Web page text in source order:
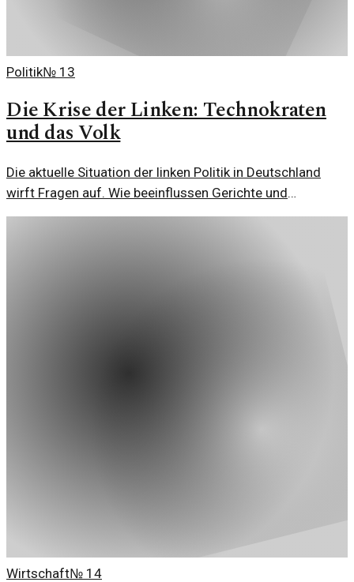
Politik№ 13
Die Krise der Linken: Technokraten
und das Volk
Die aktuelle Situation der linken Politik in Deutschland
wirft Fragen auf. Wie beeinflussen Gerichte und
Technokraten die Demokratie und das Verhältnis zum
Wirtschaft№ 14